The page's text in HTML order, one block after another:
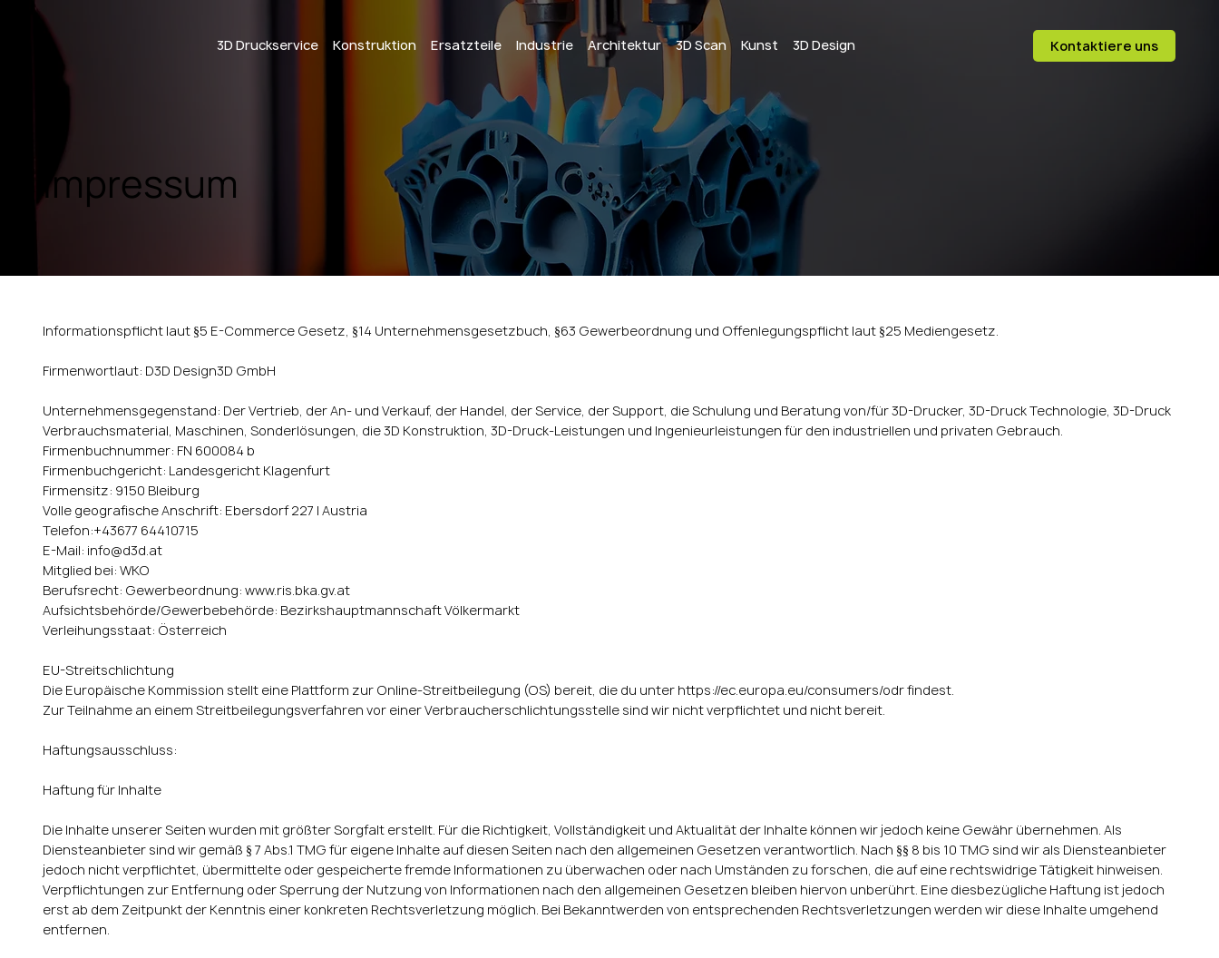
3D Druckservice Konstruktion Ersatzteile Industrie Architektur 3D Scan Kunst 3D Design Kontaktiere uns
Impressum
Informationspflicht laut §5 E-Commerce Gesetz, §14 Unternehmensgesetzbuch, §63 Gewerbeordnung und Offenlegungspflicht laut §25 Mediengesetz.
Firmenwortlaut: D3D Design3D GmbH
Unternehmensgegenstand: Der Vertrieb, der An- und Verkauf, der Handel, der Service, der Support, die Schulung und Beratung von/für 3D-Drucker, 3D-Druck Technologie, 3D-Druck
Verbrauchsmaterial, Maschinen, Sonderlösungen, die 3D Konstruktion, 3D-Druck-Leistungen und Ingenieurleistungen für den industriellen und privaten Gebrauch.
Firmenbuchnummer: FN 600084 b
Firmenbuchgericht: Landesgericht Klagenfurt
Firmensitz: 9150 Bleiburg
Volle geografische Anschrift: Ebersdorf 227 | Austria
Telefon:+43677 64410715
E-Mail: info@d3d.at
Mitglied bei: WKO
Berufsrecht: Gewerbeordnung: www.ris.bka.gv.at
Aufsichtsbehörde/Gewerbebehörde: Bezirkshauptmannschaft Völkermarkt
Verleihungsstaat: Österreich
EU-Streitschlichtung
Die Europäische Kommission stellt eine Plattform zur Online-Streitbeilegung (OS) bereit, die du unter https://ec.europa.eu/consumers/odrfindest.
Zur Teilnahme an einem Streitbeilegungsverfahren vor einer Verbraucherschlichtungsstelle sind wir nicht verpflichtet und nicht bereit.
Haftungsausschluss:
Haftung für Inhalte
Die Inhalte unserer Seiten wurden mit größter Sorgfalt erstellt. Für die Richtigkeit, Vollständigkeit und Aktualität der Inhalte können wir jedoch keine Gewähr übernehmen. Als
Diensteanbieter sind wir gemäß § 7 Abs.1 TMG für eigene Inhalte auf diesen Seiten nach den allgemeinen Gesetzen verantwortlich. Nach §§ 8 bis 10 TMG sind wir als Diensteanbieter
jedoch nicht verpflichtet, übermittelte oder gespeicherte fremde Informationen zu überwachen oder nach Umständen zu forschen, die auf eine rechtswidrige Tätigkeit hinweisen.
Verpflichtungen zur Entfernung oder Sperrung der Nutzung von Informationen nach den allgemeinen Gesetzen bleiben hiervon unberührt. Eine diesbezügliche Haftung ist jedoch
erst ab dem Zeitpunkt der Kenntnis einer konkreten Rechtsverletzung möglich. Bei Bekanntwerden von entsprechenden Rechtsverletzungen werden wir diese Inhalte umgehend
entfernen.